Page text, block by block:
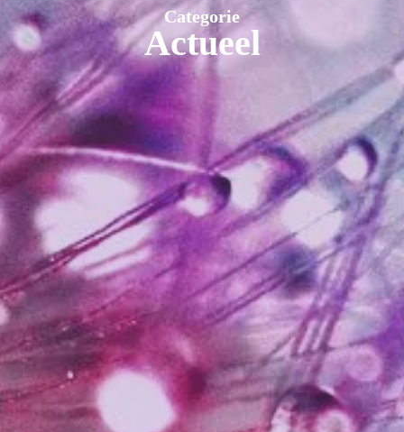
Categorie
Actueel